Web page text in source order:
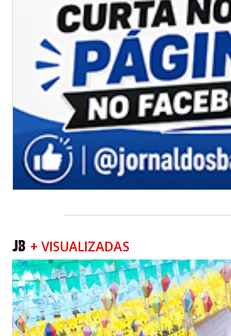
07/08/2026 | 07:00
Navegantes conquista nota A+ na Capag do
+ VISUALIZADAS